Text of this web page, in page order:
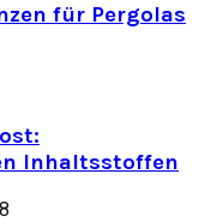
für Pergolas
Inhaltsstoffen